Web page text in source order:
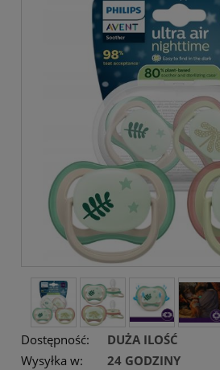
Dostępność:
DUŻA ILOŚĆ
Wysyłka w:
24 GODZINY